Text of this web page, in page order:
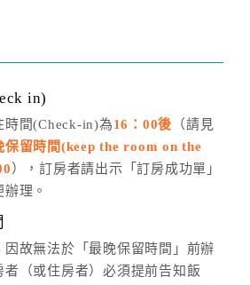
動，皆為次日計算及辦理。
～晚上6:00
in)
時間(Check-in)為16：00後 （請見
保留時間(keep the room on the
），訂房者請出示「訂房成功單」
理。
故無法於「最晚保留時間」前辦
（或住房者）必須提前告知飯